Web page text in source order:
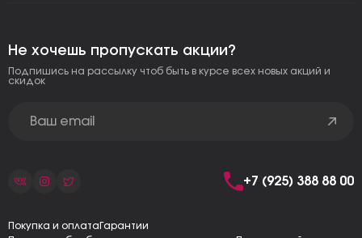
Не хочешь пропускать акции?
Подпишись на рассылку чтоб быть в курсе всех новых акций и
скидок
+7 (925) 388 88 00
Покупка и оплата Гарантии